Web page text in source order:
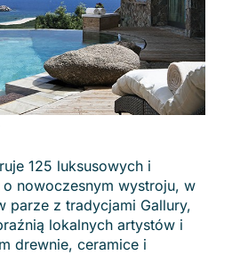
125 luksusowych i
nowoczesnym wystroju, w
parze z tradycjami Gallury,
lokalnych artystów i
drewnie, ceramice i